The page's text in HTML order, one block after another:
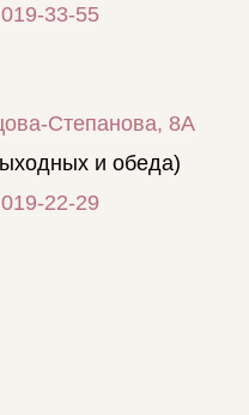
33-55
Степанова, 8А
и обеда)
22-29